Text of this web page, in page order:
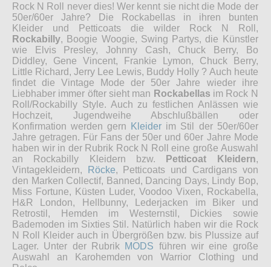
Rock N Roll never dies! Wer kennt sie nicht die Mode der
50er/60er Jahre? Die Rockabellas in ihren bunten
Kleider und Petticoats die wilder Rock N Roll,
Rockabilly, Boogie Woogie, Swing Partys, die Künstler
wie Elvis Presley, Johnny Cash, Chuck Berry, Bo
Diddley, Gene Vincent, Frankie Lymon, Chuck Berry,
Little Richard, Jerry Lee Lewis, Buddy Holly ? Auch heute
findet die Vintage Mode der 50er Jahre wieder ihre
Liebhaber immer öfter sieht man Rockabellas im Rock N
Roll/Rockabilly Style. Auch zu festlichen Anlässen wie
Hochzeit, Jugendweihe Abschlußbällen oder
Konfirmation werden gern
Kleider im Stil der 50er/60er
Jahre getragen. Für Fans der 50er und 60er Jahre Mode
haben wir in der Rubrik Rock N Roll eine große Auswahl
an Rockabilly Kleidern bzw.
Petticoat Kleidern,
Vintagekleidern,
Röcke, Petticoats und Cardigans von
den Marken Collectif, Banned, Dancing Days, Lindy Bop,
Miss Fortune, Küsten Luder, Voodoo Vixen, Rockabella,
H&R London, Hellbunny, Lederjacken im Biker und
Retrostil, Hemden im Westernstil, Dickies sowie
Bademoden im Sixties Stil. Natürlich haben wir die Rock
N Roll Kleider auch in Übergrößen bzw. bis Plussize auf
Lager. Unter der Rubrik MODS führen wir eine große
Auswahl an Karohemden von Warrior Clothing und